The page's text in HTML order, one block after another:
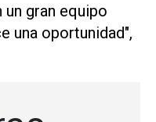
gran equipo
una oportunidad",